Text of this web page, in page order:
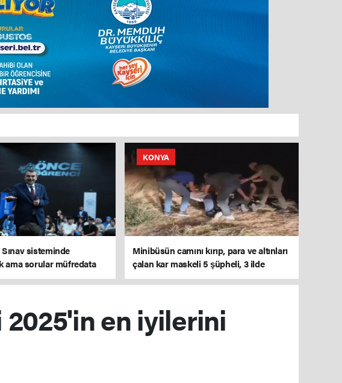
sisteminde
ama sorular müfredata
KONYA
Minibüsün camını kırıp, para ve altınları
çalan kar maskeli 5 şüpheli, 3 ilde
düzenlenen operasyonlarla yakalandı
en iyilerini